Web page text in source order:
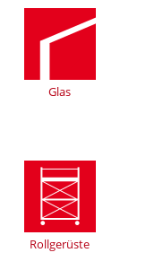
Glas
Rollgerüste